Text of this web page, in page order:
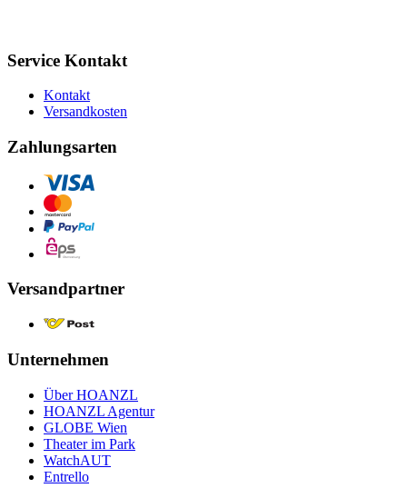
Service Kontakt
Kontakt
Versandkosten
Zahlungsarten
Versandpartner
Unternehmen
Über HOANZL
HOANZL Agentur
GLOBE Wien
Theater im Park
WatchAUT
Entrello